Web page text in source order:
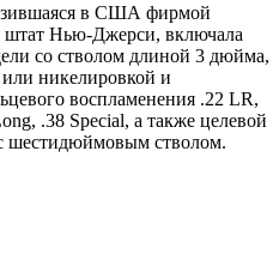
в США фирмой
штат Нью-Джерси, включала
со стволом длиной 3 дюйма,
никелировкой и
воспламенения .22 LR,
.38 Special, а также целевой
шестидюймовым стволом.